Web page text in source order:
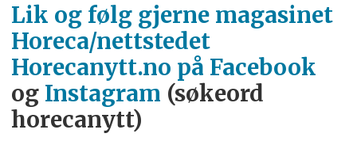
Lik og følg gjerne magasinet
Horeca/nettstedet
Horecanytt.no på Facebook
og Instagram (søkeord
horecanytt)